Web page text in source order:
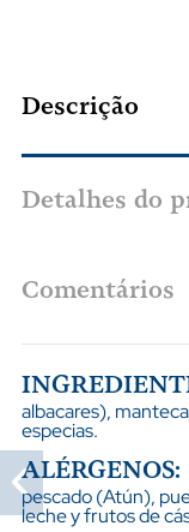
Descrição
Detalhes do
Comentários
albacares),
especias.
ALÉRGENOS:
pescado (Atún),
leche y frutos de